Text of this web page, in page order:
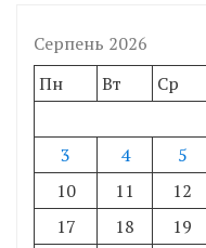
Серпень 2026
Пн
Вт Ср
3
4 5
10
11 12
17
18 19